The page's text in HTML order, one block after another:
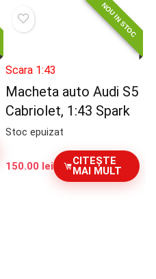
NOU IN STOC
Scara 1:43
Macheta auto Audi S5
Cabriolet, 1:43 Spark
Stoc epuizat
150.00 lei
CITEȘTE
MAI MULT